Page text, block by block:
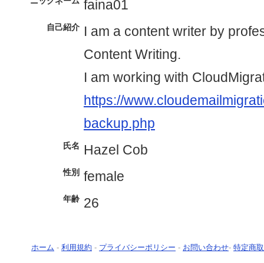
faina01
自己紹介 I am a content writer by
Content Writing.
I am working with
https://
backup.php
氏名 Hazel Cob
性別 female
年齢 26
ホーム - 利用規約 - プライバシーポリシー - お問い合わせ- 特定商